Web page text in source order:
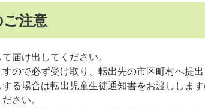
注意
届け出してください。
ので必ず受け取り、転出先の市区町村へ提出
る場合は転出児童生徒通知書をお渡ししま
さい。